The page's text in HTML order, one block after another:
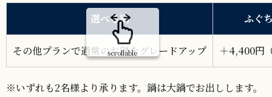
選べる鍋 ふぐ
その他プランで通常のお鍋をグレードアップ ＋4,400円
scrollable
※いずれも2名様より承ります。鍋は大鍋でお出しします。